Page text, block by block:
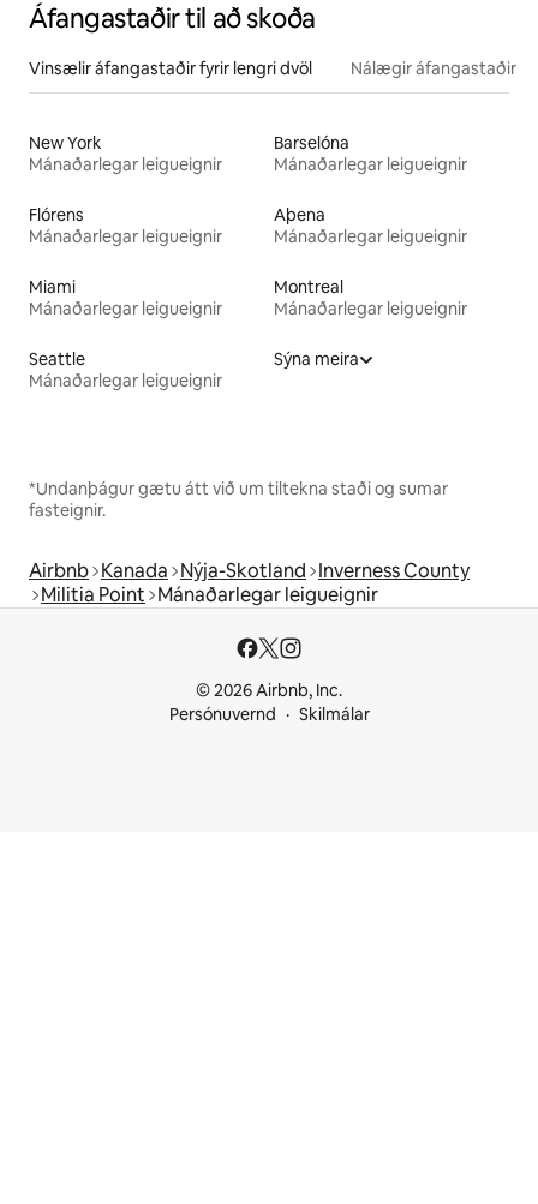
Áfangastaðir til að skoða
Vinsælir áfangastaðir fyrir lengri dvöl Nálægir áfangastaðir
New York
Mánaðarlegar leigueignir
Barselóna
Mánaðarlegar leigueignir
Flórens
Mánaðarlegar leigueignir
Aþena
Mánaðarlegar leigueignir
Miami
Mánaðarlegar leigueignir
Montreal
Mánaðarlegar leigueignir
Seattle
Mánaðarlegar leigueignir
Sýna meira
*Undanþágur gætu átt við um tiltekna staði og sumar
fasteignir.
Airbnb Kanada Nýja-Skotland Inverness County
Militia Point Mánaðarlegar leigueignir
© 2026 Airbnb, Inc.
Persónuvernd
Skilmálar